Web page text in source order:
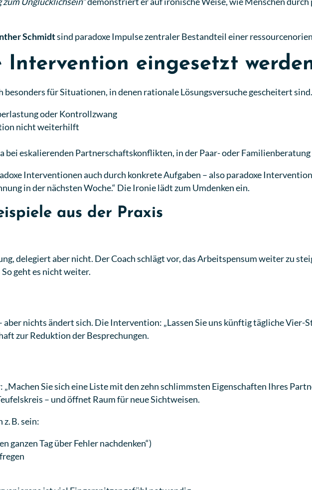
Schmidtsind paradoxe Impulse zentraler Bestandteil einer
Intervention eingesetzt
besonders für Situationen, in denen rationale Lösungsversuche gescheitert
oder Kontrollzwang
nicht weiterhilft
bei eskalierenden Partnerschaftskonflikten, in der Paar- oder Familienberatung
Interventionen auch durch konkrete Aufgaben – also paradoxe
in der nächsten Woche.“ Die Ironie lädt zum Umdenken ein.
aus der Praxis
delegiert aber nicht. Der Coach schlägt vor, das Arbeitspensum weiter zu
geht es nicht weiter.
aber nichts ändert sich. Die Intervention: „Lassen Sie uns künftig tägliche Vier-
zur Reduktion der Besprechungen.
Sie sich eine Liste mit den zehn schlimmsten Eigenschaften Ihres
– und öffnet Raum für neue Sichtweisen.
z. B. sein:
ganzen Tag über Fehler nachdenken“)